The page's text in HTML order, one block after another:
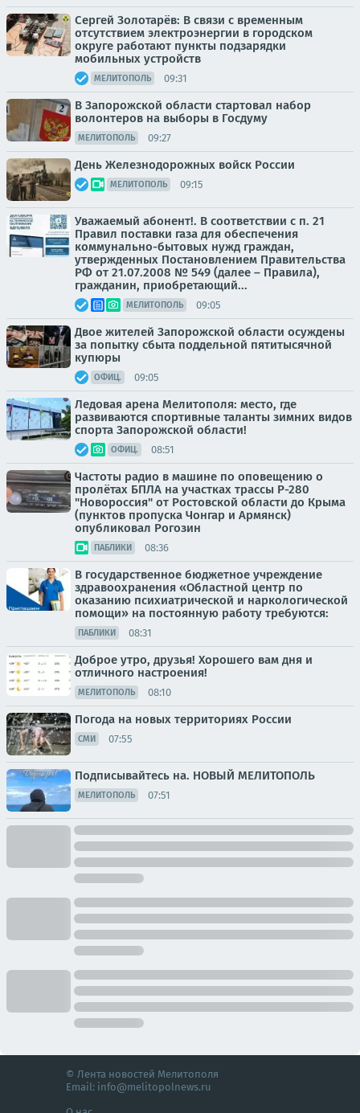
Сергей Золотарёв: В связи с временным
отсутствием электроэнергии в городском
округе работают пункты подзарядки
мобильных устройств
МЕЛИТОПОЛЬ 09:31
В Запорожской области стартовал набор
волонтеров на выборы в Госдуму
МЕЛИТОПОЛЬ 09:27
День Железнодорожных войск России
МЕЛИТОПОЛЬ 09:15
Уважаемый абонент!. В соответствии с п. 21
Правил поставки газа для обеспечения
коммунально-бытовых нужд граждан,
утвержденных Постановлением Правительства
РФ от 21.07.2008 № 549 (далее – Правила),
гражданин, приобретающий...
МЕЛИТОПОЛЬ 09:05
Двое жителей Запорожской области осуждены
за попытку сбыта поддельной пятитысячной
купюры
ОФИЦ. 09:05
Ледовая арена Мелитополя: место, где
развиваются спортивные таланты зимних видов
спорта Запорожской области!
ОФИЦ. 08:51
Частоты радио в машине по оповещению о
пролётах БПЛА на участках трассы Р-280
"Новороссия" от Ростовской области до Крыма
(пунктов пропуска Чонгар и Армянск)
опубликовал Рогозин
ПАБЛИКИ 08:36
В государственное бюджетное учреждение
здравоохранения «Областной центр по
оказанию психиатрической и наркологической
помощи» на постоянную работу требуются:
ПАБЛИКИ 08:31
Доброе утро, друзья! Хорошего вам дня и
отличного настроения!
МЕЛИТОПОЛЬ 08:10
Погода на новых территориях России
СМИ 07:55
Подписывайтесь на. НОВЫЙ МЕЛИТОПОЛЬ
МЕЛИТОПОЛЬ 07:51
© Лента новостей Мелитополя
Email: info@melitopolnews.ru